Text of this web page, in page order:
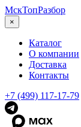
МскТопРазбор
×
Каталог
О компании
Доставка
Контакты
+7 (499) 117-17-79